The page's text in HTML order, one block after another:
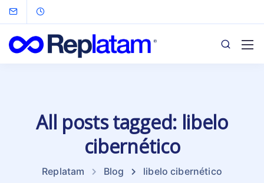
All posts tagged: libelo
cibernético
Replatam Blog libelo cibernético